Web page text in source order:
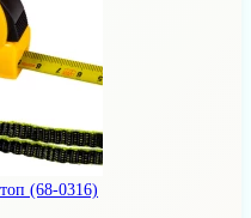
(68-0316)